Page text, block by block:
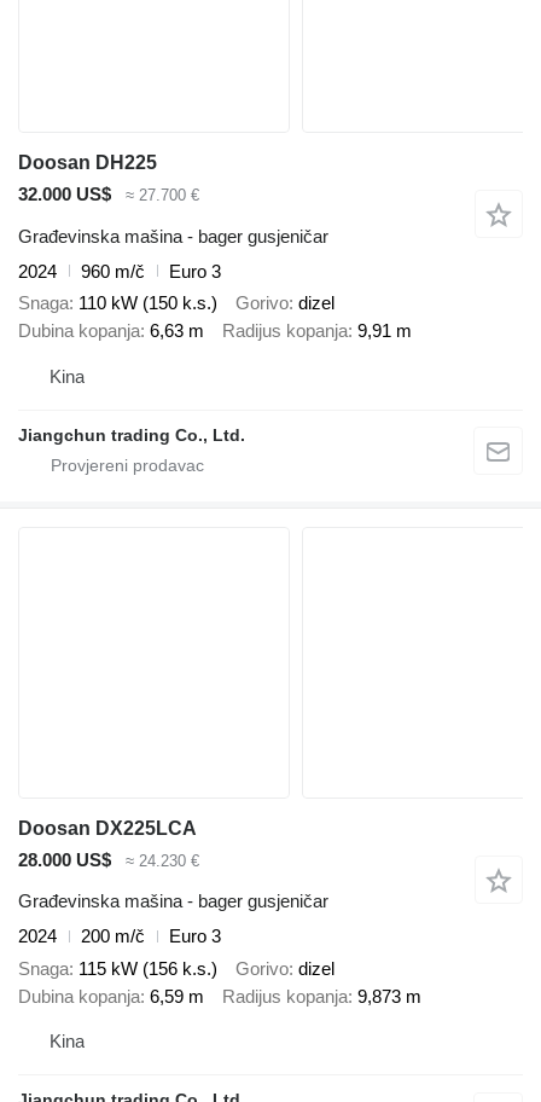
Doosan DH225
32.000 US$
≈ 27.700 €
Građevinska mašina - bager gusjeničar
2024
960 m/č
Euro 3
Snaga 110 kW (150 k.s.) Gorivo dizel
Dubina kopanja 6,63 m Radijus kopanja 9,91 m
Kina
Jiangchun trading Co., Ltd.
Doosan DX225LCA
28.000 US$
≈ 24.230 €
Građevinska mašina - bager gusjeničar
2024
200 m/č
Euro 3
Snaga 115 kW (156 k.s.) Gorivo dizel
Dubina kopanja 6,59 m Radijus kopanja 9,873 m
Kina